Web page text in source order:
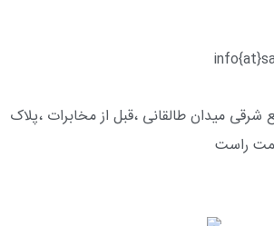
شرقی میدان طالقانی ،قبل از مخابرات ،پلاک